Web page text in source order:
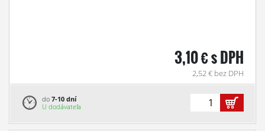
3,10 € s DPH
2,52 € bez DPH
do 7-10 dní
U dodávateľa